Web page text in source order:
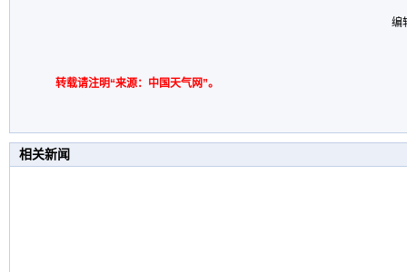
编
转载请注明“来源：中国天气网”。
相关新闻